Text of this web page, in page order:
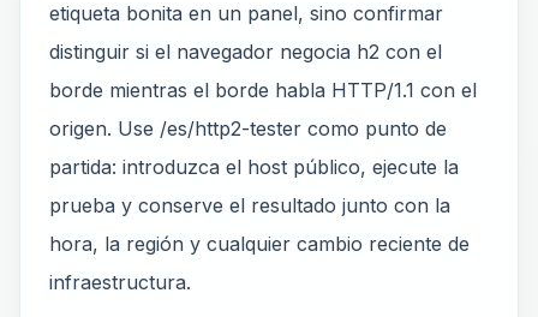
etiqueta bonita en un panel, sino confirmar
distinguir si el navegador negocia h2 con el
borde mientras el borde habla HTTP/1.1 con el
origen. Use /es/http2-tester como punto de
partida: introduzca el host público, ejecute la
prueba y conserve el resultado junto con la
hora, la región y cualquier cambio reciente de
infraestructura.